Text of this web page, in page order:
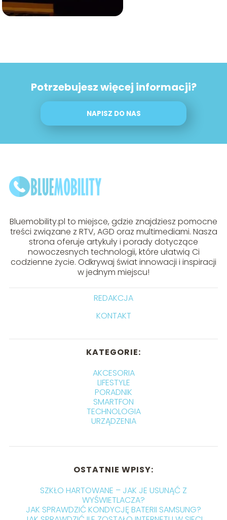
Potrzebujesz więcej informacji?
NAPISZ DO NAS
Bluemobility.pl to miejsce, gdzie znajdziesz pomocne
treści związane z RTV, AGD oraz multimediami. Nasza
strona oferuje artykuły i porady dotyczące
nowoczesnych technologii, które ułatwią Ci
codzienne życie. Odkrywaj świat innowacji i inspiracji
w jednym miejscu!
REDAKCJA
KONTAKT
KATEGORIE:
AKCESORIA
LIFESTYLE
PORADNIK
SMARTFON
TECHNOLOGIA
URZĄDZENIA
OSTATNIE WPISY:
SZKŁO HARTOWANE – JAK JE USUNĄĆ Z
WYŚWIETLACZA?
JAK SPRAWDZIĆ KONDYCJĘ BATERII SAMSUNG?